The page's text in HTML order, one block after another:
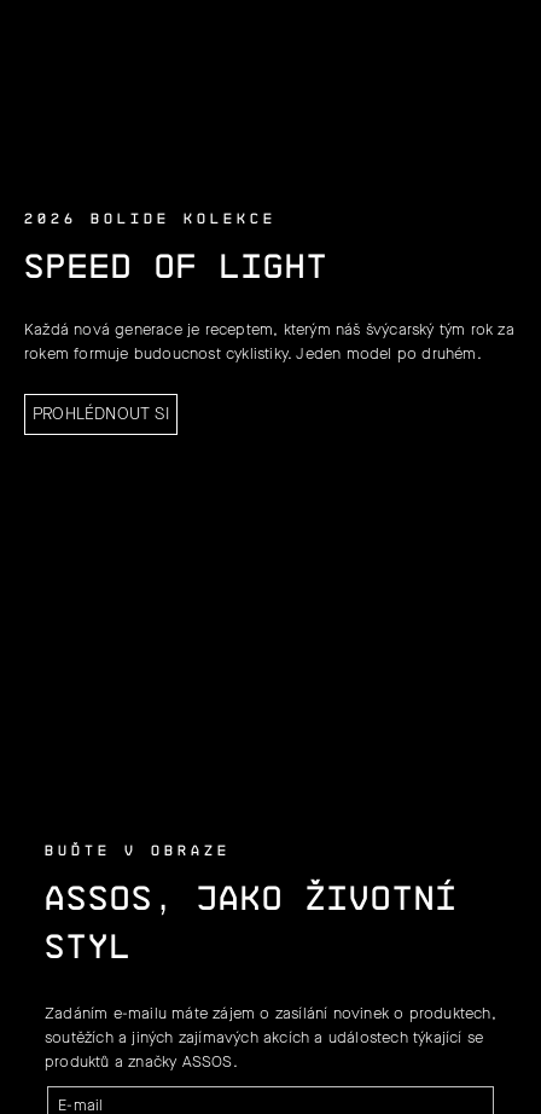
2026 BOLIDE KOLEKCE
SPEED OF LIGHT
Každá nová generace je receptem, kterým náš švýcarský tým rok za
rokem formuje budoucnost cyklistiky. Jeden model po druhém.
PROHLÉDNOUT SI
BUĎTE V OBRAZE
ASSOS, JAKO ŽIVOTNÍ
STYL
Zadáním e-mailu máte zájem o zasílání novinek o produktech,
soutěžích a jiných zajímavých akcích a událostech týkající se
produktů a značky ASSOS.
E-mail